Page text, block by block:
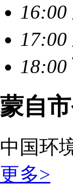
16:00
17:00
18:00
蒙自
中国环
更多>